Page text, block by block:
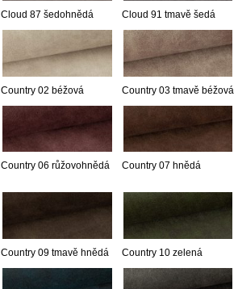
Cloud 87 šedohnědá Cloud 91 tmavě šedá
Country 02 béžová Country 03 tmavě béžová
Country 06 růžovohnědá Country 07 hnědá
Country 09 tmavě hnědá Country 10 zelená